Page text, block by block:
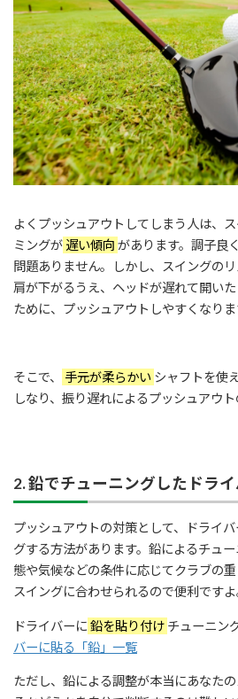
よくプッシュアウトしてしまう人は、
ミングが 遅い傾向 があります。調子良
問題ありません。しかし、スイングの
肩が下がるうえ、ヘッドが遅れて開い
ために、プッシュアウトしやすくなりま
そこで、 手元が柔らかい シャフトを使
しなり、振り遅れによるプッシュアウト
2. 鉛でチューニングしたドライ
プッシュアウトの対策として、ドライ
グする方法があります。鉛によるチュ
態や気候などの条件に応じてクラブの重
スイングに合わせられるので便利ですよ
ドライバーに 鉛を貼り付け チューニン
バーに貼る「鉛」一覧
ただし、鉛による調整が本当にあなた